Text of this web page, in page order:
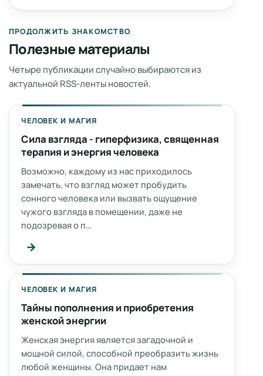
ПРОДОЛЖИТЬ ЗНАКОМСТВО
Полезные материалы
Четыре публикации случайно выбираются из
актуальной RSS-ленты новостей.
ЧЕЛОВЕК И МАГИЯ
Сила взгляда - гиперфизика, священная
терапия и энергия человека
Возможно, каждому из нас приходилось
замечать, что взгляд может пробудить
сонного человека или вызвать ощущение
чужого взгляда в помещении, даже не
подозревая о п…
→
ЧЕЛОВЕК И МАГИЯ
Тайны пополнения и приобретения
женской энергии
Женская энергия является загадочной и
мощной силой, способной преобразить жизнь
любой женщины. Она придает нам